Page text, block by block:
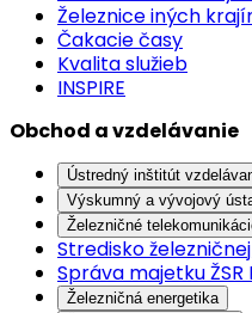
Železnice iných
Čakacie časy
Kvalita služieb
INSPIRE
Obchod a vzdelávanie
Ústredný inštitút
Výskumný a vývojový
Železničné
Stredisko
Správa majetku
Železničná energetika